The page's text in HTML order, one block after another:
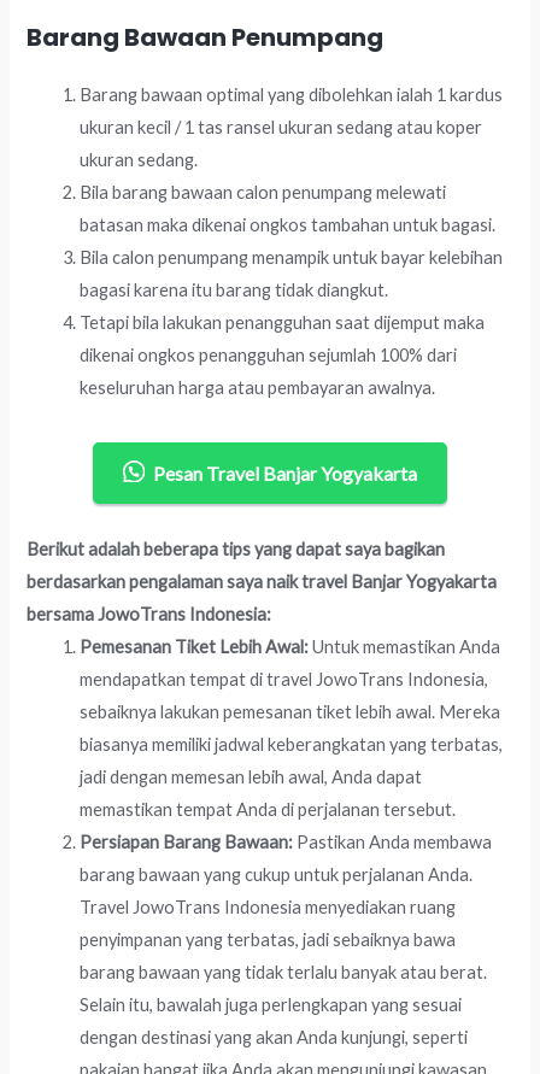
Barang Bawaan Penumpang
Barang bawaan optimal yang dibolehkan ialah 1 kardus
ukuran kecil / 1 tas ransel ukuran sedang atau koper
ukuran sedang.
Bila barang bawaan calon penumpang melewati
batasan maka dikenai ongkos tambahan untuk bagasi.
Bila calon penumpang menampik untuk bayar kelebihan
bagasi karena itu barang tidak diangkut.
Tetapi bila lakukan penangguhan saat dijemput maka
dikenai ongkos penangguhan sejumlah 100% dari
keseluruhan harga atau pembayaran awalnya.
Pesan Travel Banjar Yogyakarta
Berikut adalah beberapa tips yang dapat saya bagikan
berdasarkan pengalaman saya naik travel Banjar Yogyakarta
bersama JowoTrans Indonesia:
Pemesanan Tiket Lebih Awal:Untuk memastikan Anda
mendapatkan tempat di travel JowoTrans Indonesia,
sebaiknya lakukan pemesanan tiket lebih awal. Mereka
biasanya memiliki jadwal keberangkatan yang terbatas,
jadi dengan memesan lebih awal, Anda dapat
memastikan tempat Anda di perjalanan tersebut.
Persiapan Barang Bawaan: Pastikan Anda membawa
barang bawaan yang cukup untuk perjalanan Anda.
Travel JowoTrans Indonesia menyediakan ruang
penyimpanan yang terbatas, jadi sebaiknya bawa
barang bawaan yang tidak terlalu banyak atau berat.
Selain itu, bawalah juga perlengkapan yang sesuai
dengan destinasi yang akan Anda kunjungi, seperti